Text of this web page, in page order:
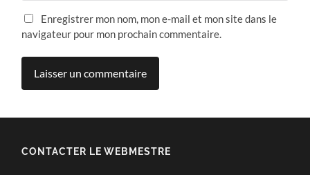
Enregistrer mon nom, mon e-mail et mon site dans le
navigateur pour mon prochain commentaire.
CONTACTER LE WEBMESTRE